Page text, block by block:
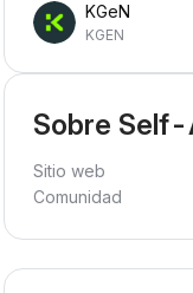
KGeN
KGEN
Sobre
Sitio web
Comunidad